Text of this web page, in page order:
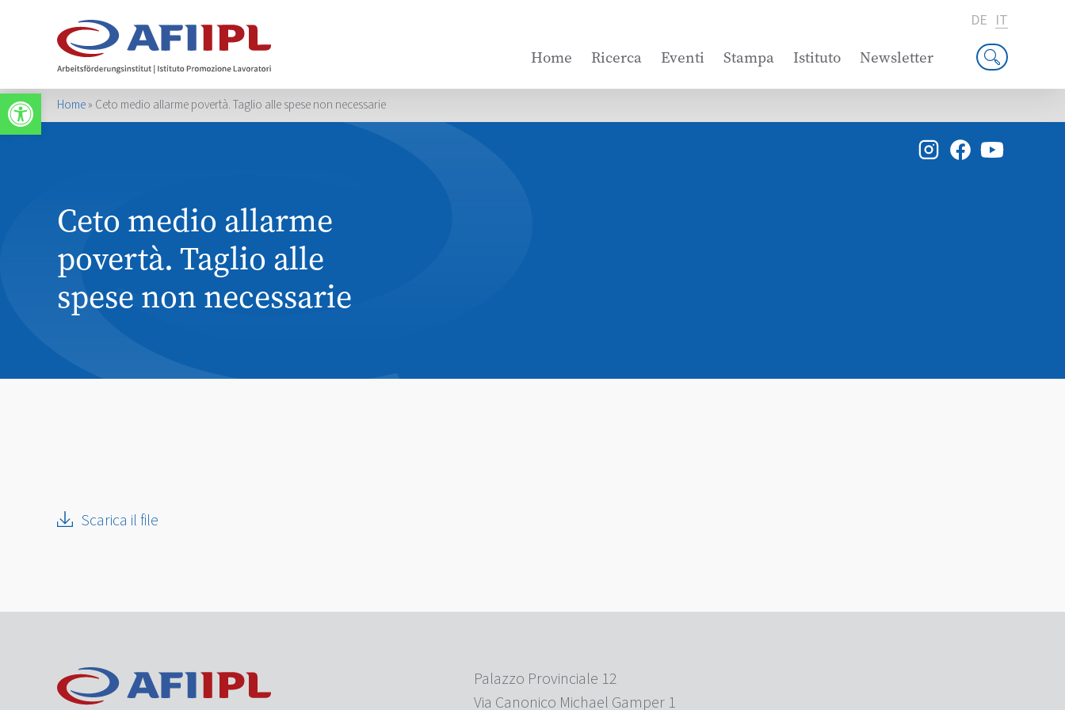
Apri la barra degli strumenti
Home Ricerca Eventi Stampa Istituto Newsletter
DE IT
Home» Ceto medio allarme povertà. Taglio alle spese non necessarie
Ceto medio allarme
povertà. Taglio alle
spese non necessarie
Scarica il file
Palazzo Provinciale 12
Via Canonico Michael Gamper 1